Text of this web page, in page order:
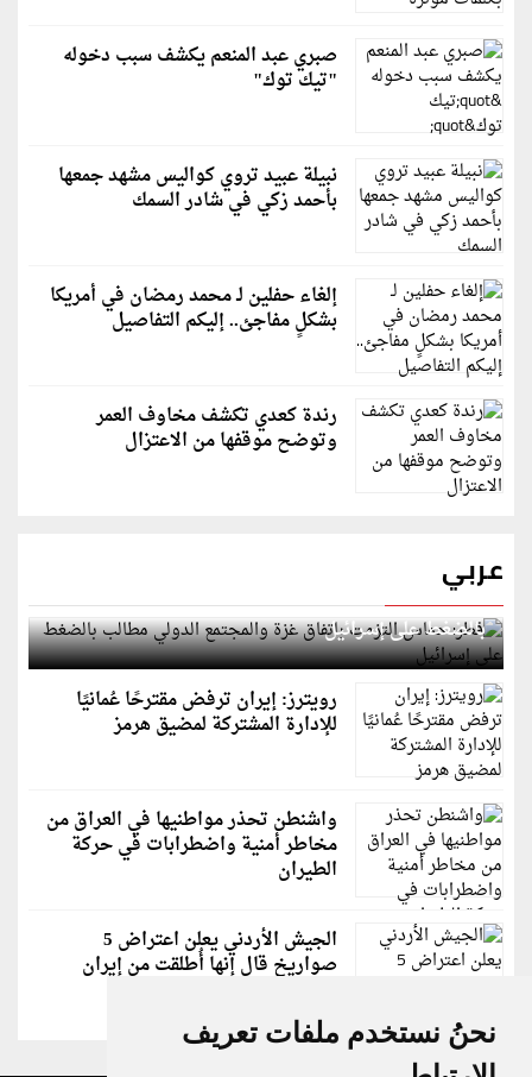
نحنُ نستخدم ملفات تعريف
صبري عبد المنعم يكشف سبب دخوله
"تيك توك"
نبيلة عبيد تروي كواليس مشهد جمعها
بأحمد زكي في شادر السمك
إلغاء حفلين لـ محمد رمضان في أمريكا
بشكلٍ مفاجئ.. إليكم التفاصيل
رندة كعدي تكشف مخاوف العمر
وتوضح موقفها من الاعتزال
عربي
قطر: حماس التزمت باتفاق غزة والمجتمع الدولي مطالب
بالضغط على إسرائيل
رويترز: إيران ترفض مقترحًا عُمانيًا
للإدارة المشتركة لمضيق هرمز
واشنطن تحذر مواطنيها في العراق من
مخاطر أمنية واضطرابات في حركة
الطيران
الجيش الأردني يعلن اعتراض 5
صواريخ قال إنها أُطلقت من إيران